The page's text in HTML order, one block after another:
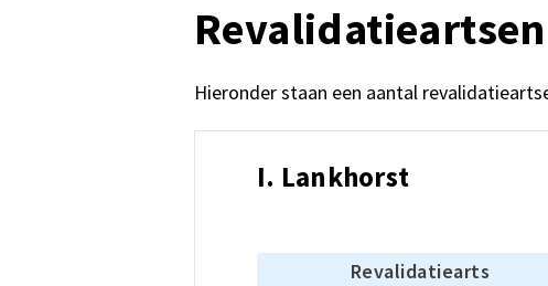
Revalidatieartsen
Hieronder staan een aantal
I. Lankhorst
Revalidatiearts